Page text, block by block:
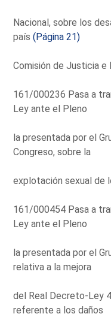
Nacional, sobre los
país(Página 21)
Comisión de Justicia e
161/000236 Pasa a
Ley ante el Pleno
la presentada por el
Congreso, sobre la
explotación sexual de
161/000454 Pasa a
Ley ante el Pleno
la presentada por el
relativa a la mejora
del Real Decreto-Ley
referente a los daños